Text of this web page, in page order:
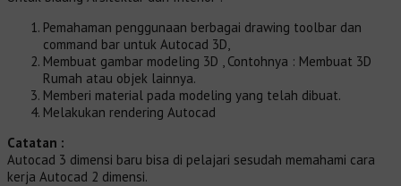
Pemahaman penggunaan berbagai drawing toolbar dan
command bar untuk Autocad 3D,
Membuat gambar modeling 3D , Contohnya : Membuat 3D
Rumah atau objek lainnya.
Memberi material pada modeling yang telah dibuat.
Melakukan rendering Autocad
Catatan :
Autocad 3 dimensi baru bisa di pelajari sesudah memahami cara
kerja Autocad 2 dimensi.